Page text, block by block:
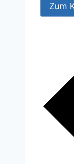
Zum